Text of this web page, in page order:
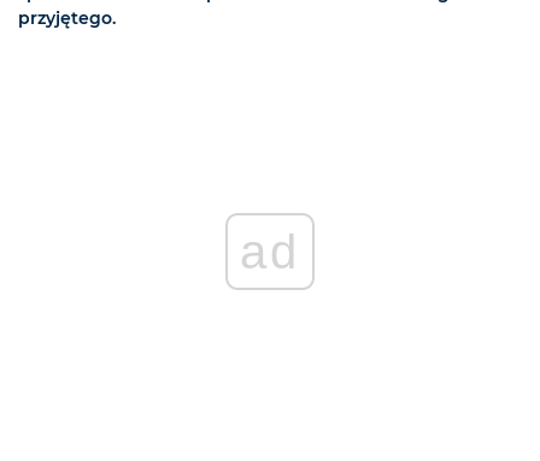
przyjętego.
ad